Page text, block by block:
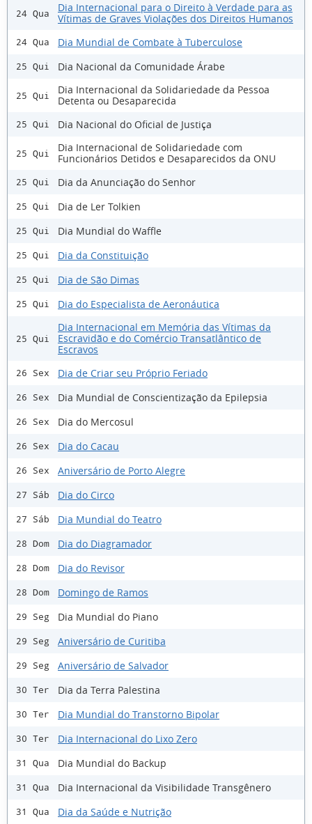
24 Qua
Dia Internacional para o Direito à Verdade para as
Vítimas de Graves Violações dos Direitos Humanos
24 Qua Dia Mundial de Combate à Tuberculose
25 Qui Dia Nacional da Comunidade Árabe
25 Qui
Dia Internacional da Solidariedade da Pessoa
Detenta ou Desaparecida
25 Qui Dia Nacional do Oficial de Justiça
25 Qui
Dia Internacional de Solidariedade com
Funcionários Detidos e Desaparecidos da ONU
25 Qui Dia da Anunciação do Senhor
25 Qui Dia de Ler Tolkien
25 Qui Dia Mundial do Waffle
25 Qui Dia da Constituição
25 Qui Dia de São Dimas
25 Qui Dia do Especialista de Aeronáutica
25 Qui
Dia Internacional em Memória das Vítimas da
Escravidão e do Comércio Transatlântico de
Escravos
26 Sex Dia de Criar seu Próprio Feriado
26 Sex Dia Mundial de Conscientização da Epilepsia
26 Sex Dia do Mercosul
26 Sex Dia do Cacau
26 Sex Aniversário de Porto Alegre
27 Sáb Dia do Circo
27 Sáb Dia Mundial do Teatro
28 Dom Dia do Diagramador
28 Dom Dia do Revisor
28 Dom Domingo de Ramos
29 Seg Dia Mundial do Piano
29 Seg Aniversário de Curitiba
29 Seg Aniversário de Salvador
30 Ter Dia da Terra Palestina
30 Ter Dia Mundial do Transtorno Bipolar
30 Ter Dia Internacional do Lixo Zero
31 Qua Dia Mundial do Backup
31 Qua Dia Internacional da Visibilidade Transgênero
31 Qua Dia da Saúde e Nutrição